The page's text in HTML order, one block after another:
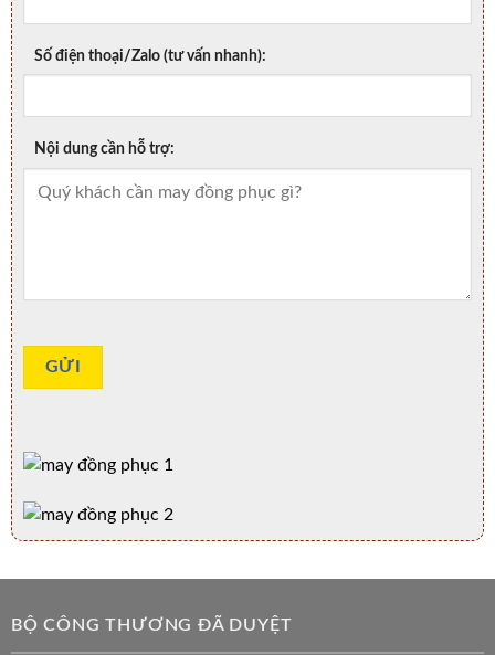
Số điện thoại/Zalo (tư vấn nhanh):
Nội dung cần hỗ trợ:
BỘ CÔNG THƯƠNG ĐÃ DUYỆT